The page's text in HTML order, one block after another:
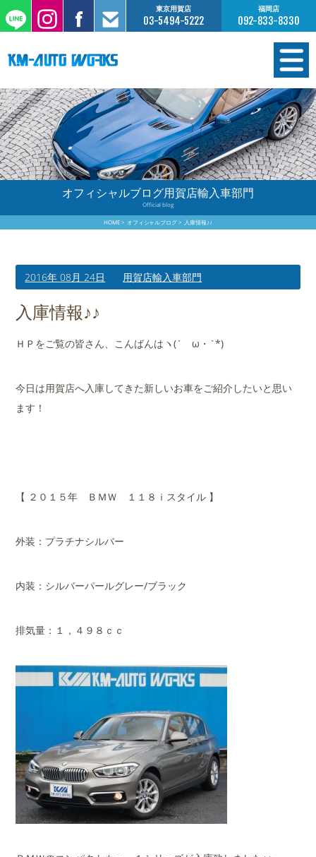
東京用賀店
03-5494-5222
福岡店
092-833-8330
在庫情報
オーダー販売
工場サービス
保証について
買取査定のご案内
会社概要
オフィシャルブログ用賀店輸入車部門
Official blog
HOME オフィシャルブログ 入庫情報♪♪
2016年 08月 24日 用賀店輸入車部門
入庫情報♪♪
ＨＰをご覧の皆さん、こんばんはヽ(´ゝω・`*)
今日は用賀店へ入庫してきた新しいお車をご紹介したいと思い
ます！
【 ２０１５年 ＢＭＷ １１８ｉスタイル 】
外装：プラチナシルバー
内装：シルバーパールグレー/ブラック
排気量：１，４９８ｃｃ